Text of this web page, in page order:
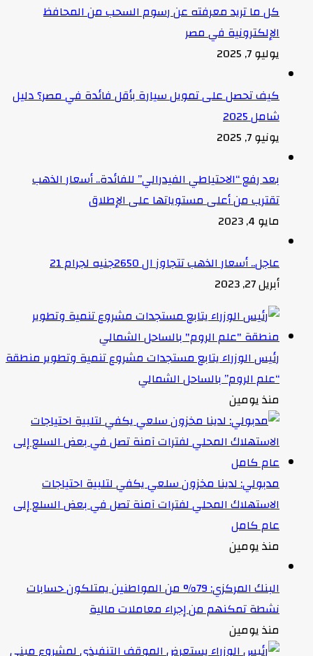
كل ما تريد معرفته عن رسوم السحب من المحافظ
الإلكترونية في مصر
يوليو 7, 2025
كيف تحصل على تمويل سيارة بأقل فائدة في مصر؟ دليل
شامل 2025
يونيو 7, 2025
بعد رفع “الاحتياطي الفيدرالي” للفائدة.. أسعار الذهب
تقترب من أعلى مستوياتها على الإطلاق
مايو 4, 2023
عاجل.. أسعار الذهب تتجاوز ال 2650جنيه لجرام 21
أبريل 27, 2023
رئيس الوزراء يتابع مستجدات مشروع تنمية وتطوير منطقة
“علم الروم” بالساحل الشمالي
منذ يومين
مدبولي: لدينا مخزون سلعي يكفي لتلبية احتياجات
الاستهلاك المحلي لفترات آمنة تصل في بعض السلع إلى
عام كامل
منذ يومين
البنك المركزي: 79% من المواطنين يمتلكون حسابات
نشطة تمكنهم من إجراء معاملات مالية
منذ يومين